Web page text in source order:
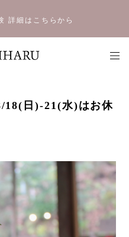
詳細はこちらから
18(日)-21(水)はお休